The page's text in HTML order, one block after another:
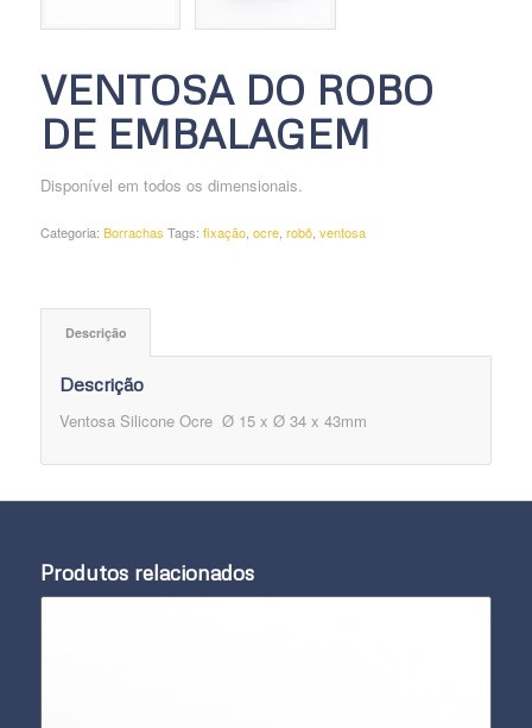
VENTOSA DO ROBO
DE EMBALAGEM
Disponível em todos os dimensionais.
Categoria: Borrachas Tags: fixação, ocre, robô, ventosa
Descrição
Descrição
Ventosa Silicone Ocre Ø 15 x Ø 34 x 43mm
Produtos relacionados